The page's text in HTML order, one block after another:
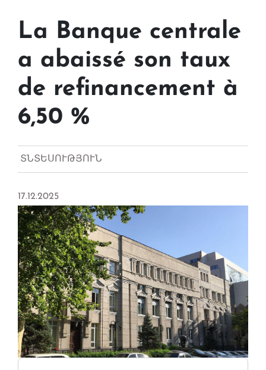
La Banque centrale
a abaissé son taux
de refinancement à
6,50 %
ՏՆՏԵՍՈՒԹՅՈՒՆ
17.12.2025